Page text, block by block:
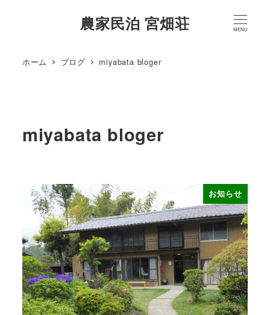
農家民泊 宮畑荘 MENU
ホーム ブログ miyabata bloger
miyabata bloger
お知らせ